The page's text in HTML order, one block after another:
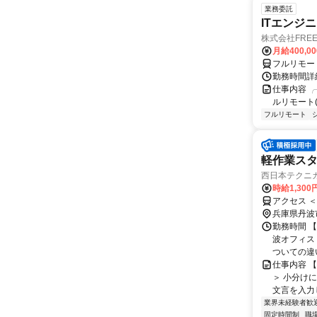
業務委託
ITエンジ
株式会社
月給
フルリモー
勤務時間
仕事内容
ルリモー
フルリモート
軽作業ス
西日本テクニ
時給1,300
アクセス
兵庫県丹波
勤務時間
波オフィ
ついての
仕事内容
＞ 小分け
文言を入力
業界未経験者歓
固定時間制
職